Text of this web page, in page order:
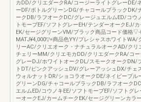
カDD/クリエダークRA/コージーライトグレーDE/
ーDF/ボトルグリーンDG/チャコールブラックDK/
ークDB/ラフオークDC/グレージュエルムED/コウ
トモーブEF/ソフトグレーEH/テンダーオークEJ/カ
EK/セージグリーンVM/ブラック商品コード価格▽-
MATJ¥4,000▽=商品色YY/プレシャスホワイトWA/
リーAC/クリエオーク・ナチュラルオークAD/クリ
チェリーMM/クリエモカDD/クリエダークRA/コー
グレーDJ/ホワイトオークDL/スモークオークDN/
トDT/ピンクアッシュDV/グレーアッシュDX/チェ
ウォルナットDR/ショコラオークDE/ネイビーブル
グリーンDG/チャコールブラックDB/ラフオーク
エルムED/コウノキEE/ソフトモーブEF/ソフトグ
ーオークEJ/カームチークEK/セージグリーンカラ